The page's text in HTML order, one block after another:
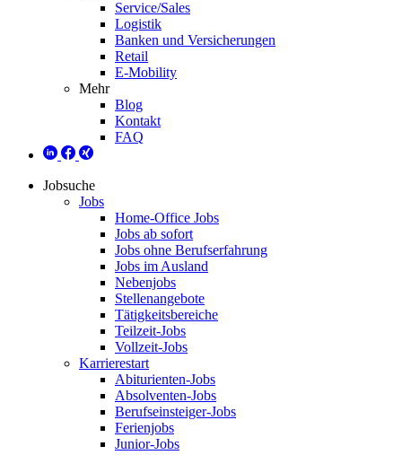
Service/Sales
Logistik
Banken und Versicherungen
Retail
E-Mobility
Mehr
Blog
Kontakt
FAQ
Jobsuche
Jobs
Home-Office Jobs
Jobs ab sofort
Jobs ohne Berufserfahrung
Jobs im Ausland
Nebenjobs
Stellenangebote
Tätigkeitsbereiche
Teilzeit-Jobs
Vollzeit-Jobs
Karrierestart
Abiturienten-Jobs
Absolventen-Jobs
Berufseinsteiger-Jobs
Ferienjobs
Junior-Jobs